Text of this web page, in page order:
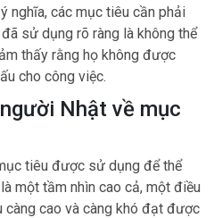
nghĩa, các mục tiêu cần phải
sử dụng rõ ràng là không thể
thấy rằng họ không được
cho công việc.
Nhật về mục
tiêu được sử dụng để thể
một tầm nhìn cao cả, một điều
cao và càng khó đạt được